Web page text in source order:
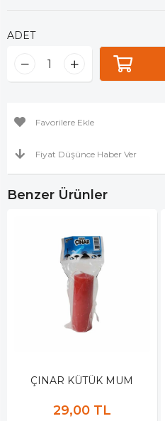
ADET
Favorilere Ekle
Fiyat Düşünce Haber Ver
Benzer Ürünler
ÇINAR KÜTÜK MUM
29,00 TL